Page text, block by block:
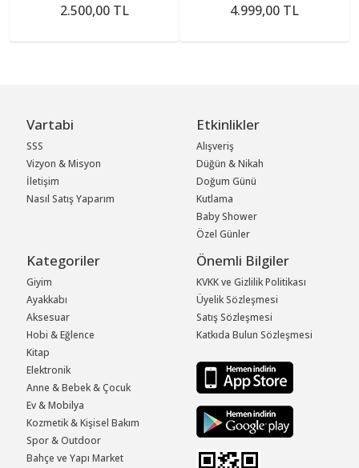
2.500,00 TL 4.999,00 TL
Vartabi
SSS
Vizyon & Misyon
İletişim
Nasıl Satış Yaparım
Etkinlikler
Alışveriş
Düğün & Nikah
Doğum Günü
Kutlama
Baby Shower
Özel Günler
Kategoriler
Giyim
Ayakkabı
Aksesuar
Hobi & Eğlence
Kitap
Elektronik
Anne & Bebek & Çocuk
Ev & Mobilya
Kozmetik & Kişisel Bakım
Spor & Outdoor
Bahçe ve Yapı Market
Önemli Bilgiler
KVKK ve Gizlilik Politikası
Üyelik Sözleşmesi
Satış Sözleşmesi
Katkıda Bulun Sözleşmesi